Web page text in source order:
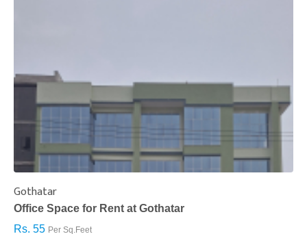
Gothatar
Office Space for Rent at Gothatar
Rs. 55 Per Sq.Feet